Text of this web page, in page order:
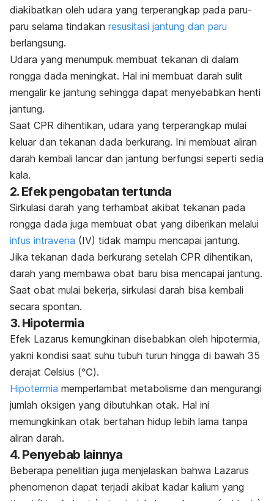
diakibatkan oleh udara yang terperangkap pada paru-
paru selama tindakan resusitasi jantung dan paru
berlangsung.
Udara yang menumpuk membuat tekanan di dalam
rongga dada meningkat. Hal ini membuat darah sulit
mengalir ke jantung sehingga dapat menyebabkan henti
jantung.
Saat CPR dihentikan, udara yang terperangkap mulai
keluar dan tekanan dada berkurang. Ini membuat aliran
darah kembali lancar dan jantung berfungsi seperti sedia
kala.
2. Efek pengobatan tertunda
Sirkulasi darah yang terhambat akibat tekanan pada
rongga dada juga membuat obat yang diberikan melalui
infus intravena (IV) tidak mampu mencapai jantung.
Jika tekanan dada berkurang setelah CPR dihentikan,
darah yang membawa obat baru bisa mencapai jantung.
Saat obat mulai bekerja, sirkulasi darah bisa kembali
secara spontan.
3. Hipotermia
Efek Lazarus kemungkinan disebabkan oleh hipotermia,
yakni kondisi saat suhu tubuh turun hingga di bawah 35
derajat Celsius (℃).
Hipotermia memperlambat metabolisme dan mengurangi
jumlah oksigen yang dibutuhkan otak. Hal ini
memungkinkan otak bertahan hidup lebih lama tanpa
aliran darah.
4. Penyebab lainnya
Beberapa penelitian juga menjelaskan bahwa Lazarus
phenomenon dapat terjadi akibat kadar kalium yang